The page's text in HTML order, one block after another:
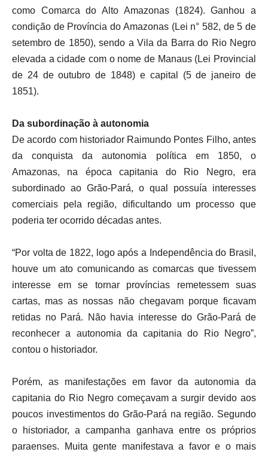
como Comarca do Alto Amazonas (1824). Ganhou a
condição de Província do Amazonas (Lei n° 582, de 5 de
setembro de 1850), sendo a Vila da Barra do Rio Negro
elevada a cidade com o nome de Manaus (Lei Provincial
de 24 de outubro de 1848) e capital (5 de janeiro de
1851).
Da subordinação à autonomia
De acordo com historiador Raimundo Pontes Filho, antes
da conquista da autonomia política em 1850, o
Amazonas, na época capitania do Rio Negro, era
subordinado ao Grão-Pará, o qual possuía interesses
comerciais pela região, dificultando um processo que
poderia ter ocorrido décadas antes.
“Por volta de 1822, logo após a Independência do Brasil,
houve um ato comunicando as comarcas que tivessem
interesse em se tornar províncias remetessem suas
cartas, mas as nossas não chegavam porque ficavam
retidas no Pará. Não havia interesse do Grão-Pará de
reconhecer a autonomia da capitania do Rio Negro”,
contou o historiador.
Porém, as manifestações em favor da autonomia da
capitania do Rio Negro começavam a surgir devido aos
poucos investimentos do Grão-Pará na região. Segundo
o historiador, a campanha ganhava entre os próprios
paraenses. Muita gente manifestava a favor e o mais